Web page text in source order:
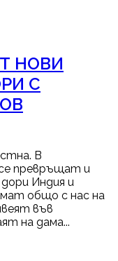
НОВИ
С
В
превръщат и
Индия и
общо с нас на
във
на дама...